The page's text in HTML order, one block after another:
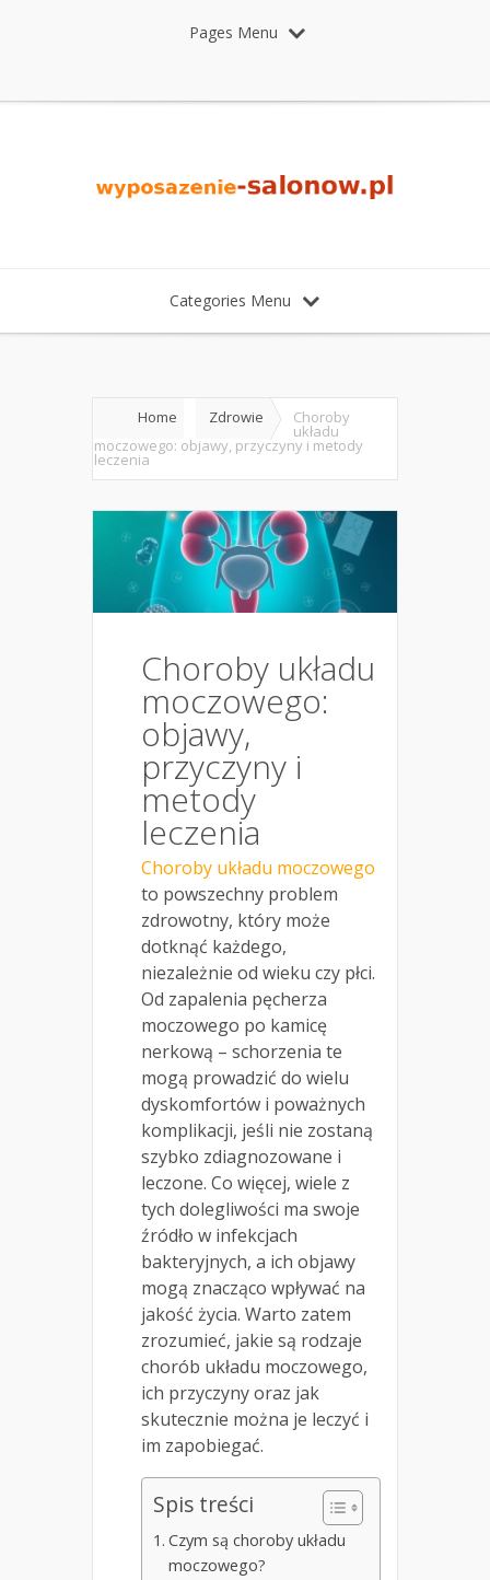
Pages Menu
Categories Menu
Home Zdrowie Choroby
układu
moczowego: objawy, przyczyny i metody
leczenia
Choroby układu
moczowego:
objawy,
przyczyny i
metody
leczenia
Choroby układu moczowego
to powszechny problem
zdrowotny, który może
dotknąć każdego,
niezależnie od wieku czy płci.
Od zapalenia pęcherza
moczowego po kamicę
nerkową – schorzenia te
mogą prowadzić do wielu
dyskomfortów i poważnych
komplikacji, jeśli nie zostaną
szybko zdiagnozowane i
leczone. Co więcej, wiele z
tych dolegliwości ma swoje
źródło w infekcjach
bakteryjnych, a ich objawy
mogą znacząco wpływać na
jakość życia. Warto zatem
zrozumieć, jakie są rodzaje
chorób układu moczowego,
ich przyczyny oraz jak
skutecznie można je leczyć i
im zapobiegać.
Spis treści
Czym są choroby układu
moczowego?